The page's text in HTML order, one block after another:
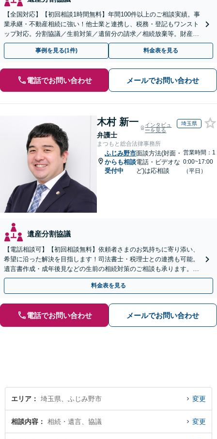
【全国対応】【初回相談1時間無料】年間100件以上のご相談実績。事
業承継・不動産相続に強い！他士業と連携し、税務・登記もワンスト
ップ対応。分割協議／生前対策／遺留分の請求／相続放棄等。財産の
徹底調査と粘り強い交渉により、最善の解決へ。
事例を見る(1件) 料金表を見る
電話でお問い合わせ メールでお問い合わせ
木村 新一
弁護士
インタビュ
ーを見る
埼玉県
まつもと総合法律事務所
ふじみ野市
からも相談
受付中
面談方法(対面・
電話・ビデオな
ど)は応相談
営業時間：1
0:00~17:00
（平日）
遺産分割協議
【電話相談可】【初回相談無料】依頼者さまのお気持ちに寄り添い、
希望に沿った解決を目指します！司法書士・税理士との連携も可能。
遺言書作成・成年後見などの生前の相続対策のご相談も承ります。
【夜間／休日の相談可能】
料金表を見る
電話でお問い合わせ メールでお問い合わせ
エリア 埼玉県、ふじみ野市 変更
相談内容 相続・遺言、協議 変更